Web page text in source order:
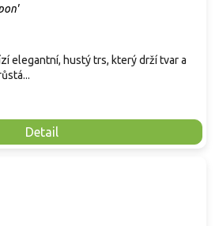
Detail
elegantní, hustý trs, který drží tvar a